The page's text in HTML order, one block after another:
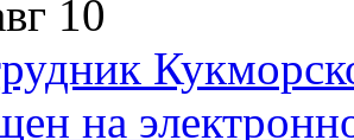
10
на